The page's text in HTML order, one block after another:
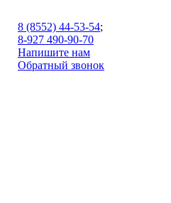
8 (8552) 44-53-54;
8-927 490-90-70
Напишите нам
Обратный звонок